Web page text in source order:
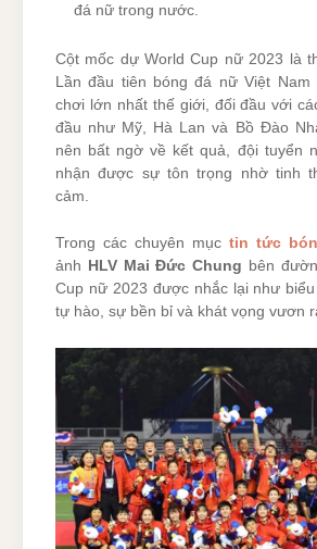
đá nữ trong nước.
Cột mốc dự World Cup nữ 2023 là
Lần đầu tiên bóng đá nữ Việt
chơi lớn nhất thế giới, đối đầu với
đầu như Mỹ, Hà Lan và Bồ Đào
nên bất ngờ về kết quả, đội tuyển
nhận được sự tôn trọng nhờ tinh
cảm.
Trong các chuyên mục tin tức
ảnh
HLV Mai Đức Chung bên
Cup nữ 2023 được nhắc lại như
tự hào, sự bền bỉ và khát vọng vươn